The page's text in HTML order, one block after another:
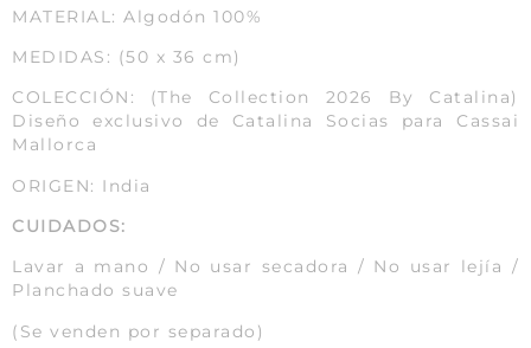
MATERIAL: Algodón 100%
MEDIDAS: (50 x 36 cm)
COLECCIÓN: (The Collection 2026 By Catalina)
Diseño exclusivo de Catalina Socias para Cassai
Mallorca
ORIGEN: India
CUIDADOS:
Lavar a mano / No usar secadora / No usar lejía /
Planchado suave
(Se venden por separado)